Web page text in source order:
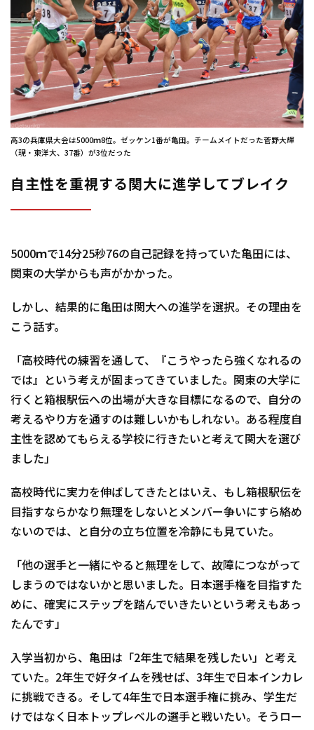
高3の兵庫県大会は5000ｍ8位。ゼッケン1番が亀田。チームメイトだった菅野大輝
（現・東洋大、37番）が3位だった
自主性を重視する関大に進学してブレイク
5000ｍで14分25秒76の自己記録を持っていた亀田には、
関東の大学からも声がかかった。
しかし、結果的に亀田は関大への進学を選択。その理由を
こう話す。
「高校時代の練習を通して、『こうやったら強くなれるの
では』という考えが固まってきていました。関東の大学に
行くと箱根駅伝への出場が大きな目標になるので、自分の
考えるやり方を通すのは難しいかもしれない。ある程度自
主性を認めてもらえる学校に行きたいと考えて関大を選び
ました」
高校時代に実力を伸ばしてきたとはいえ、もし箱根駅伝を
目指すならかなり無理をしないとメンバー争いにすら絡め
ないのでは、と自分の立ち位置を冷静にも見ていた。
「他の選手と一緒にやると無理をして、故障につながって
しまうのではないかと思いました。日本選手権を目指すた
めに、確実にステップを踏んでいきたいという考えもあっ
たんです」
入学当初から、亀田は「2年生で結果を残したい」と考え
ていた。2年生で好タイムを残せば、3年生で日本インカレ
に挑戦できる。そして4年生で日本選手権に挑み、学生だ
けではなく日本トップレベルの選手と戦いたい。そうロー